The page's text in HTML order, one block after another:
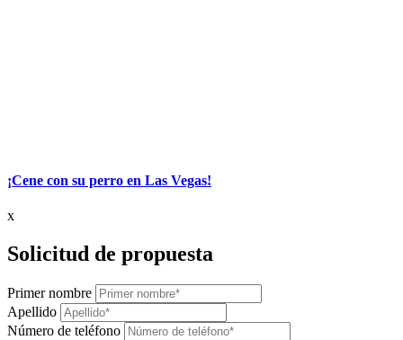
¡Cene con su perro en Las Vegas!
x
Solicitud de propuesta
Primer nombre
Apellido
Número de teléfono